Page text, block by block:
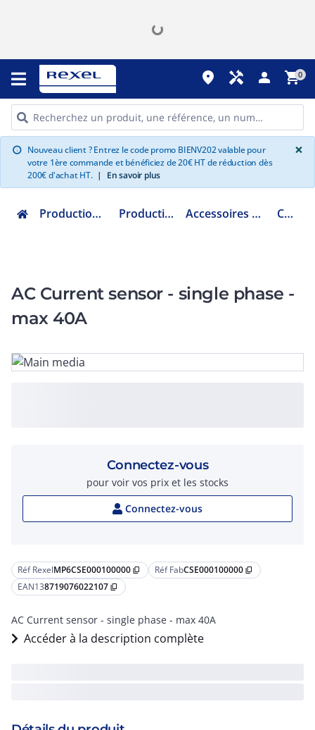
place handyman person shopping_cart0
info Nouveau client ? Entrez le code promo BIENV202 valable pour
votre 1ère commande et bénéficiez de 20€ HT de réduction dès
200€ d'achat HT. | En savoir plus
×
Production d'énergie - Photovoltaïque Production d'énergie autonome Accessoires production d'énergie autonome CSE000100000
AC Current sensor - single phase -
max 40A
Réf RexelMP6CSE000100000 content_copy Réf FabCSE000100000 content_copy
EAN138719076022107 content_copy
AC Current sensor - single phase - max 40A
Accéder à la description complète
Connectez-vous
pour voir vos prix et les stocks
Connectez-vous